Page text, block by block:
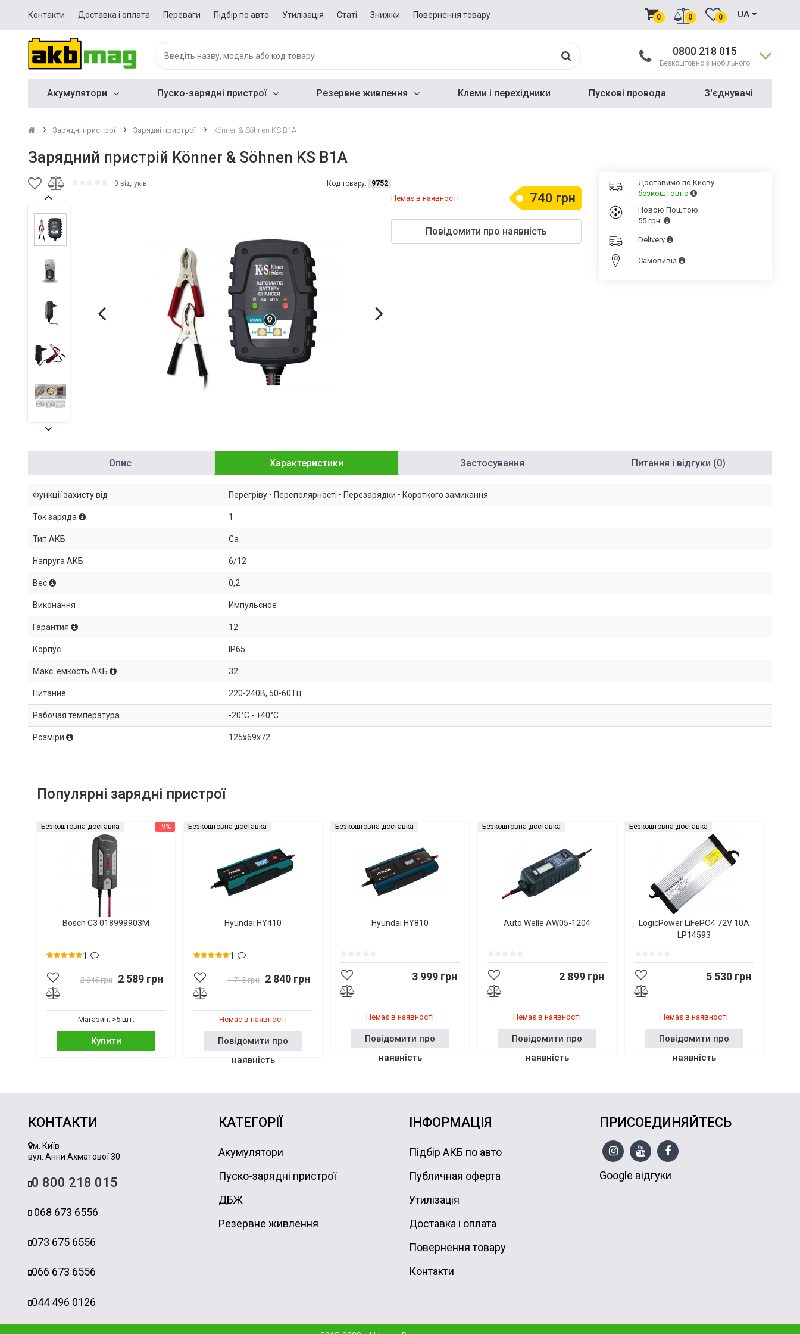
Контакти Доставка і оплата Переваги Підбір по авто Утилізація Статі Знижки Повернення товару 0 0 0 UA
0800 218 015
Безкоштовно з мобільного
Акумулятори Пуско-зарядні пристрої Резервне живлення Клеми і перехідники Пускові провода З'єднувачі
Зарядні пристрої Зарядні пристрої Könner & Söhnen KS B1A
Зарядний пристрій Könner & Söhnen KS B1A
0 відгуків Код товару: 9752
740 грн
Немає в наявності
Повідомити про наявність
Доставимо по Києву
безкоштовно
Новою Поштою
55 грн.
Delivery
Cамовивіз
Опис Характеристики Застосування Питання і відгуки (0)
Функції захисту від Перегріву • Переполярності • Перезарядки • Короткого замикання
Ток заряда 1
Тип АКБ Ca
Напруга АКБ 6/12
Вес 0,2
Виконання Импульсное
Гарантия 12
Корпус IP65
Макс. емкость АКБ 32
Питание 220-240В, 50-60 Гц
Рабочая температура -20°C - +40°C
Розміри 125х69х72
Популярні зарядні пристрої
-9%
Безкоштовна доставка
Bosch C3 018999903M
1
2 845 грн 2 589 грн
Магазин: >5 шт.
Купити
Безкоштовна доставка
Hyundai HY410
1
1 715 грн 2 840 грн
Немає в наявності
Повідомити про
наявність
Безкоштовна доставка
Hyundai HY810
3 999 грн
Немає в наявності
Повідомити про
наявність
Безкоштовна доставка
Auto Welle AW05-1204
2 899 грн
Немає в наявності
Повідомити про
наявність
Безкоштовна доставка
LogicPower LiFePO4 72V 10A
LP14593
5 530 грн
Немає в наявності
Повідомити про
наявність
КОНТАКТИ
м. Київ
вул. Анни Ахматової 30
0 800 218 015
068 673 6556
073 675 6556
066 673 6556
044 496 0126
КАТЕГОРІЇ
Акумулятори
Пуско-зарядні пристрої
ДБЖ
Резервне живлення
ІНФОРМАЦІЯ
Підбір АКБ по авто
Публичная оферта
Утилізація
Доставка і оплата
Повернення товару
Контакти
ПРИСОЕДИНЯЙТЕСЬ
Google відгуки